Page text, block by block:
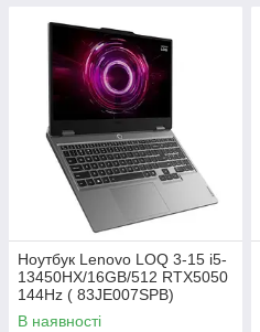
Ноутбук Lenovo LOQ 3-15 i5-
13450HX/16GB/512 RTX5050
144Hz ( 83JE007SPB)
В наявності